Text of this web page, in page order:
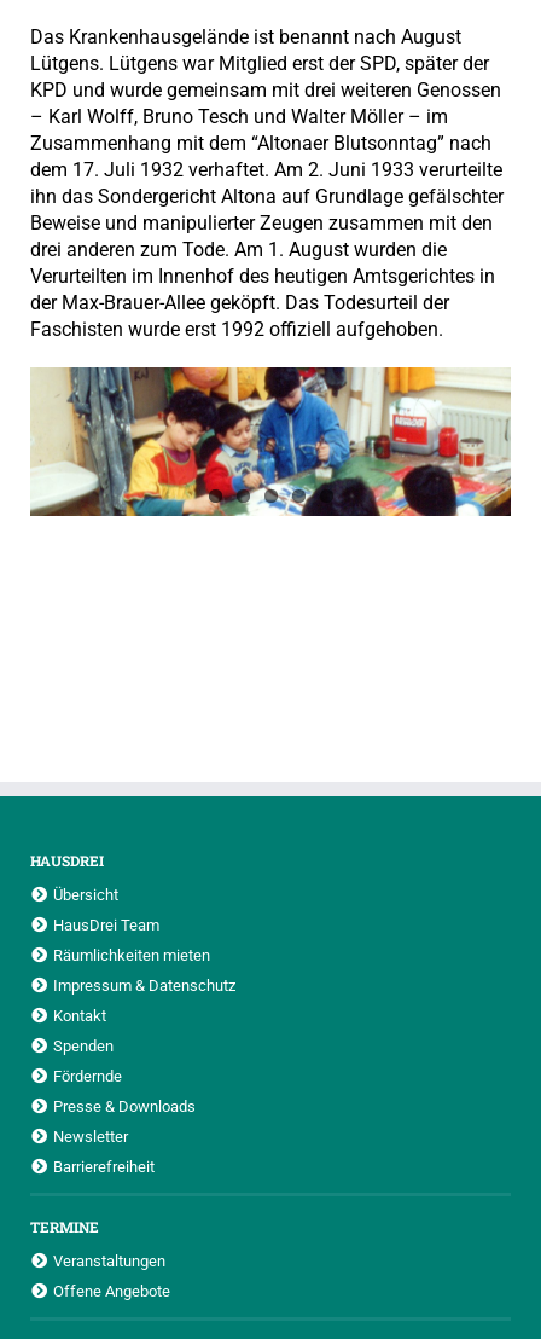
Das Krankenhausgelände ist benannt nach August
Lütgens. Lütgens war Mitglied erst der SPD, später der
KPD und wurde gemeinsam mit drei weiteren Genossen
– Karl Wolff, Bruno Tesch und Walter Möller – im
Zusammenhang mit dem “Altonaer Blutsonntag” nach
dem 17. Juli 1932 verhaftet. Am 2. Juni 1933 verurteilte
ihn das Sondergericht Altona auf Grundlage gefälschter
Beweise und manipulierter Zeugen zusammen mit den
drei anderen zum Tode. Am 1. August wurden die
Verurteilten im Innenhof des heutigen Amtsgerichtes in
der Max-Brauer-Allee geköpft. Das Todesurteil der
Faschisten wurde erst 1992 offiziell aufgehoben.
HAUSDREI
Übersicht
HausDrei Team
Räumlichkeiten mieten
Impressum & Datenschutz
Kontakt
Spenden
Fördernde
Presse & Downloads
Newsletter
Barrierefreiheit
TERMINE
Veranstaltungen
Offene Angebote